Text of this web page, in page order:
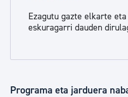
Ezagutu gazte elkarte
eskuragarri dauden
Programa eta jarduera